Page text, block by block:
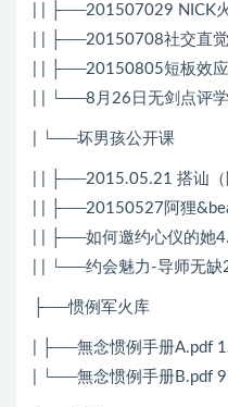
| | ├──201507029 NICK
| | ├──20150708社交直
| | ├──20150805短板效
| | └──8月26日无剑点评
| └──坏男孩公开课
| | ├──2015.05.21 搭讪
| | ├──20150527阿狸
| | ├──如何邀约心仪的她
| | └──约会魅力-导师无
├──惯例军火库
| ├──無念惯例手册A.pdf
| └──無念惯例手册B.pdf